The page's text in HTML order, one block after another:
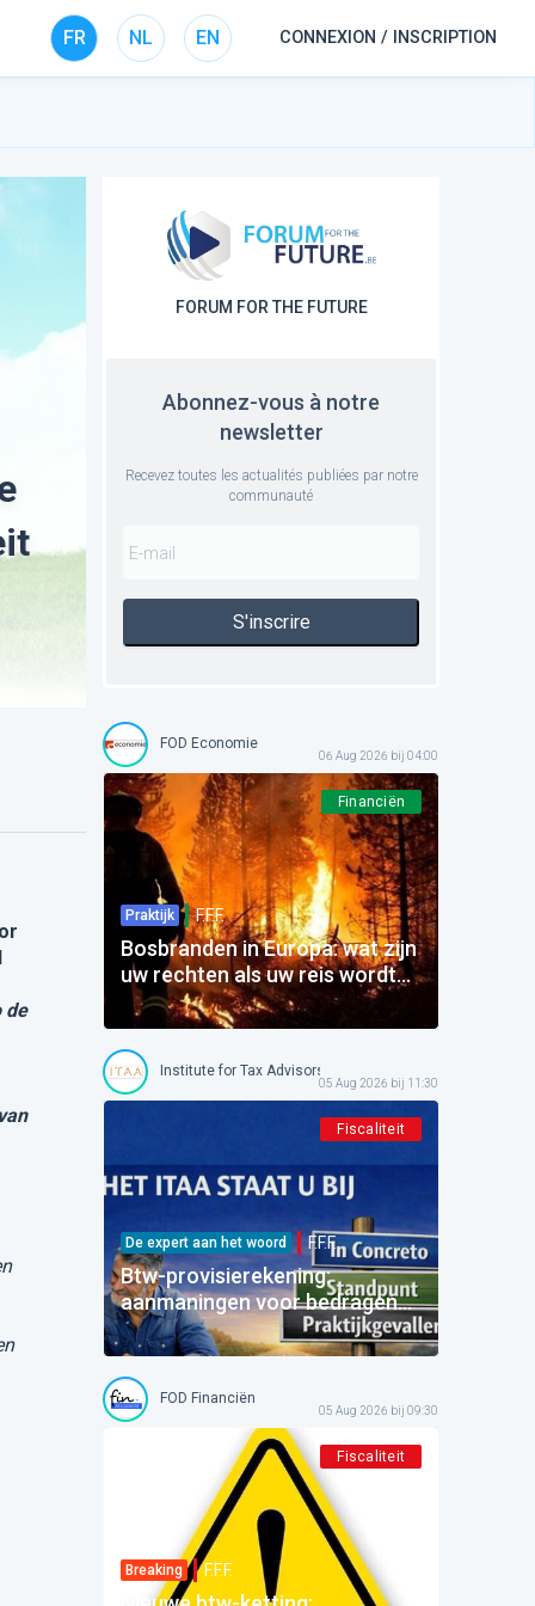
FR NL EN CONNEXION / INSCRIPTION
de
FORUM FOR THE FUTURE
Abonnez-vous à notre
newsletter
Recevez toutes les actualités publiées par notre
communauté
S'inscrire
FOD Economie
06 Aug 2026 bij 04:00
Financiën
Praktijk F.F.F.
Bosbranden in Europa: wat zijn
uw rechten als uw reis wordt
beïnvloed?
Institute for Tax Advisors and Accountants
05 Aug 2026 bij 11:30
Fiscaliteit
De expert aan het woord F.F.F.
Btw-provisierekening:
aanmaningen voor bedragen
die al betaald zijn
FOD Financiën
05 Aug 2026 bij 09:30
Fiscaliteit
Breaking F.F.F.